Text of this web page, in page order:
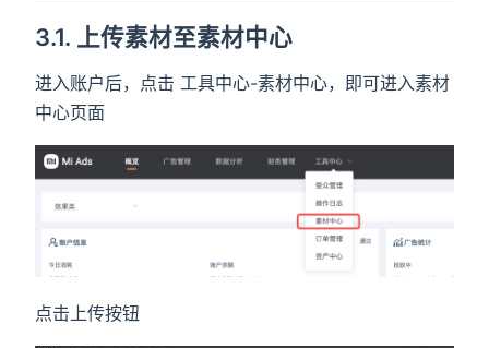
3.1. 上传素材至素材中心
进入账户后，点击 工具中心-素材中心，即可进入素材
中心页面
点击上传按钮